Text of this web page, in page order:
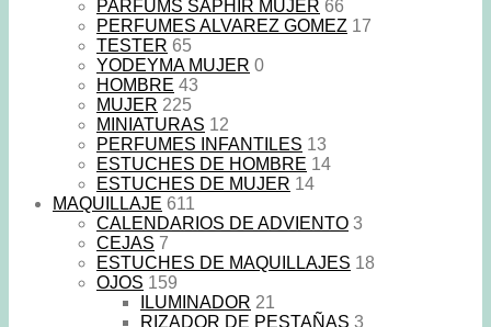
PARFUMS SAPHIR MUJER 66
PERFUMES ALVAREZ GOMEZ 17
TESTER 65
YODEYMA MUJER 0
HOMBRE 43
MUJER 225
MINIATURAS 12
PERFUMES INFANTILES 13
ESTUCHES DE HOMBRE 14
ESTUCHES DE MUJER 14
MAQUILLAJE 611
CALENDARIOS DE ADVIENTO 3
CEJAS 7
ESTUCHES DE MAQUILLAJES 18
OJOS 159
ILUMINADOR 21
RIZADOR DE PESTAÑAS 3